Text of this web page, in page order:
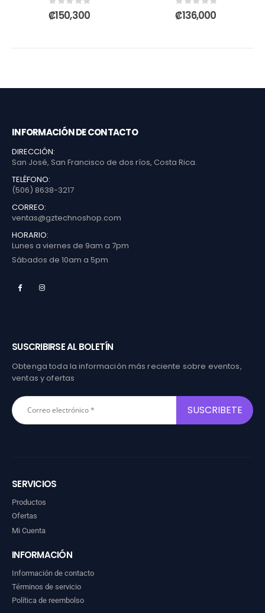
0out of 5
₡150,300 0out of 5
₡136,000
INFORMACIÓN DE CONTACTO
DIRECCIÓN:
San José, San Francisco de dos ríos, Costa Rica.
TELÉFONO:
(506) 8638-3217
CORREO:
ventas@gztechnoshop.com
HORARIO:
Lunes a viernes de 9am a 7pm
Sábados de 10am a 5pm
SUSCRIBIRSE AL BOLETÍN
Obtenga toda la información más reciente sobre eventos,
ventas y ofertas
SERVICIOS
Productos
Ofertas
Mi Cuenta
INFORMACIÓN
Información de contacto
Términos de servicio
Política de reembolso